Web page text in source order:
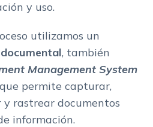
avanzada
al elegir una herramienta de
de una plataforma de
documental para tu empresa
y uso.
utilizamos un
, también
Management System
permite capturar,
rastrear documentos
información.